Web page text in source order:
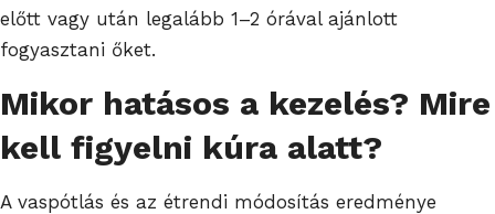
előtt vagy után legalább 1–2 órával ajánlott
fogyasztani őket.
Mikor hatásos a kezelés? Mire
kell figyelni kúra alatt?
A vaspótlás és az étrendi módosítás eredménye